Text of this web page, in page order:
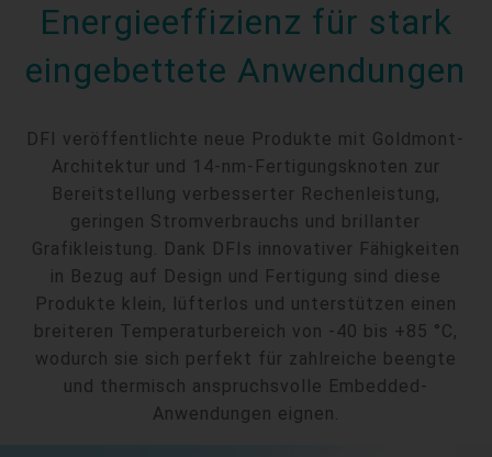
Energieeffizienz für stark
eingebettete Anwendungen
DFI veröffentlichte neue Produkte mit Goldmont-
Architektur und 14-nm-Fertigungsknoten zur
Bereitstellung verbesserter Rechenleistung,
geringen Stromverbrauchs und brillanter
Grafikleistung. Dank DFIs innovativer Fähigkeiten
in Bezug auf Design und Fertigung sind diese
Produkte klein, lüfterlos und unterstützen einen
breiteren Temperaturbereich von -40 bis +85 °C,
wodurch sie sich perfekt für zahlreiche beengte
und thermisch anspruchsvolle Embedded-
Anwendungen eignen.